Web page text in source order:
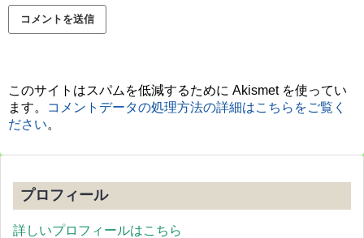
このサイトはスパムを低減するために Akismet を使ってい
ます。
コメントデータの処理方法の詳細はこちらをご覧く
ださい。
プロフィール
詳しいプロフィールはこちら